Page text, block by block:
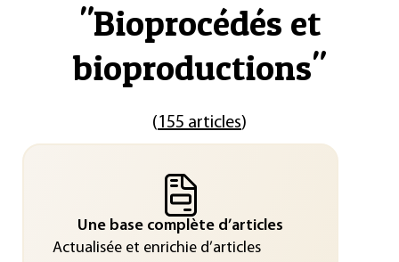
"Bioprocédés et
bioproductions"
(155 articles)
Une base complète d’articles
Actualisée et enrichie d’articles